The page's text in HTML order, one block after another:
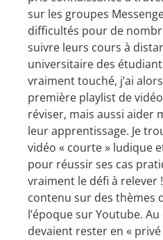
sur les groupes
difficultés pour de
suivre leurs cours à
universitaire des
vraiment touché, j’ai
première playlist de
réviser, mais aussi aider
leur apprentissage. Je
vidéo « courte » ludique
pour réussir ses cas
vraiment le défi à relever
contenu sur des thèmes
l’époque sur Youtube.
devaient rester en «